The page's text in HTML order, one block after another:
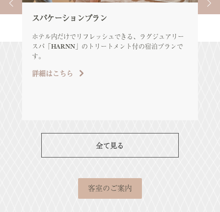
スパケーションプラン
ホテル内だけでリフレッシュできる、ラグジュアリー
スパ「HARNN」のトリートメント付の宿泊プランで
す。
詳細はこちら
エ
全て見る
客室のご案内